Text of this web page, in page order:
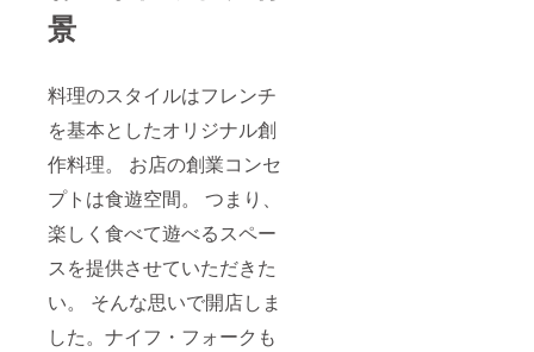
景
料理のスタイルはフレンチ
を基本としたオリジナル創
作料理。 お店の創業コンセ
プトは食遊空間。 つまり、
楽しく食べて遊べるスペー
スを提供させていただきた
い。 そんな思いで開店しま
した。ナイフ・フォークも